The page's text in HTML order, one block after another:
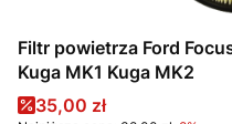
Filtr powietrza Ford
Kuga MK1 Kuga MK2
Cena promocyjna
35,00 zł